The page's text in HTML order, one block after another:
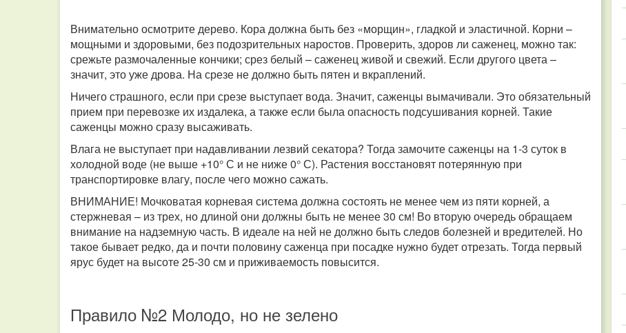
Внимательно осмотрите дерево. Кора должна быть без «морщин», гладкой и эластичной. Корни –
мощными и здоровыми, без подозрительных наростов. Проверить, здоров ли саженец, можно так:
срежьте размочаленные кончики; срез белый – саженец живой и свежий. Если другого цвета –
значит, это уже дрова. На срезе не должно быть пятен и вкраплений.
Ничего страшного, если при срезе выступает вода. Значит, саженцы вымачивали. Это обязательный
прием при перевозке их издалека, а также если была опасность подсушивания корней. Такие
саженцы можно сразу высаживать.
Влага не выступает при надавливании лезвий секатора? Тогда замочите саженцы на 1-3 суток в
холодной воде (не выше +10° С и не ниже 0° С). Растения восстановят потерянную при
транспортировке влагу, после чего можно сажать.
ВНИМАНИЕ! Мочковатая корневая система должна состоять не менее чем из пяти корней, а
стержневая – из трех, но длиной они должны быть не менее 30 см! Во вторую очередь обращаем
внимание на надземную часть. В идеале на ней не должно быть следов болезней и вредителей. Но
такое бывает редко, да и почти половину саженца при посадке нужно будет отрезать. Тогда первый
ярус будет на высоте 25-30 см и приживаемость повысится.
Правило №2 Молодо, но не зелено